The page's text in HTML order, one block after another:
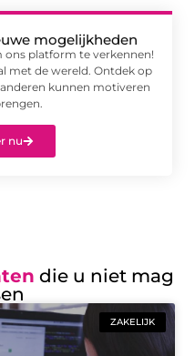
mogelijkheden
ons platform te verkennen!
met de wereld. Ontdek op
kunnen motiveren
nu
die u niet mag
ZAKELIJK